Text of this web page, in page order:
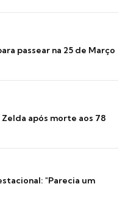
passear na 25 de Março
após morte aos 78
"Parecia um